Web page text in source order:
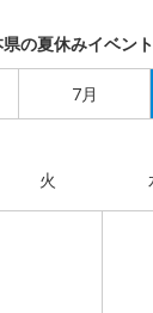
の夏休みイベン
7月
火